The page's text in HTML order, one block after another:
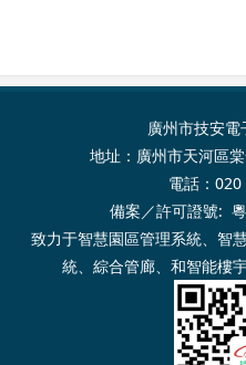
廣州市技安電
地址：廣州市天河區
電話：
備案／許可證號:
致力于智慧園區管理系統、 智
統、 綜合管廊、和智能樓